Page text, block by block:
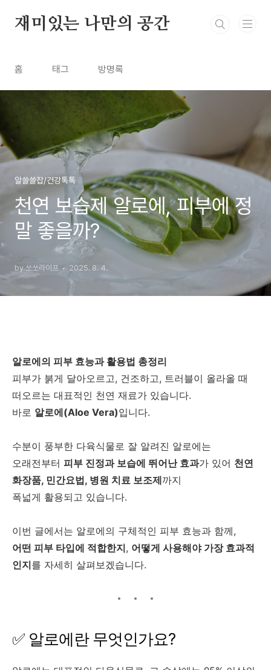
재미있는 나만의 공간
홈 태그 방명록
알쓸쓸잡/건강톡톡
천연 보습제 알로에, 피부에 정
말 좋을까?
by 쏘쏘라이프 2025. 8. 4.
알로에의 피부 효능과 활용법 총정리
피부가 붉게 달아오르고, 건조하고, 트러블이 올라올 때
떠오르는 대표적인 천연 재료가 있습니다.
바로 알로에(Aloe Vera)입니다.
수분이 풍부한 다육식물로 잘 알려진 알로에는
오래전부터 피부 진정과 보습에 뛰어난 효과가 있어 천연
화장품, 민간요법, 병원 치료 보조제까지
폭넓게 활용되고 있습니다.
이번 글에서는 알로에의 구체적인 피부 효능과 함께,
어떤 피부 타입에 적합한지, 어떻게 사용해야 가장 효과적
인지를 자세히 살펴보겠습니다.
✅ 알로에란 무엇인가요?